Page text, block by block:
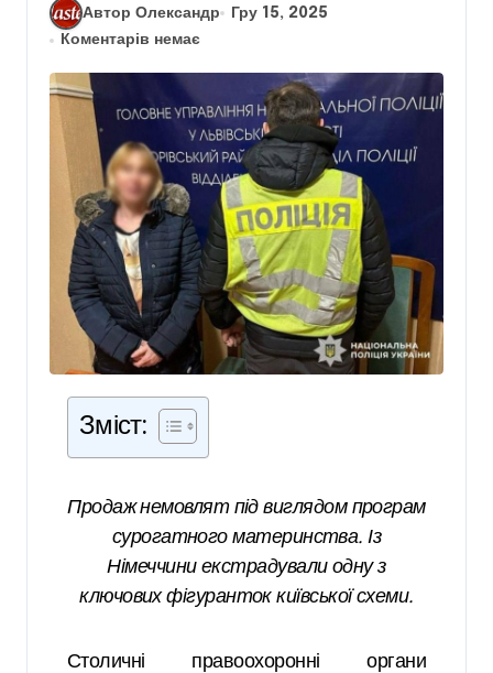
Автор Олександр
Гру 15, 2025
Коментарів немає
Зміст:
Продаж немовлят під виглядом програм
сурогатного материнства. Із
Німеччини екстрадували одну з
ключових фігуранток київської схеми.
Столичні правоохоронні органи